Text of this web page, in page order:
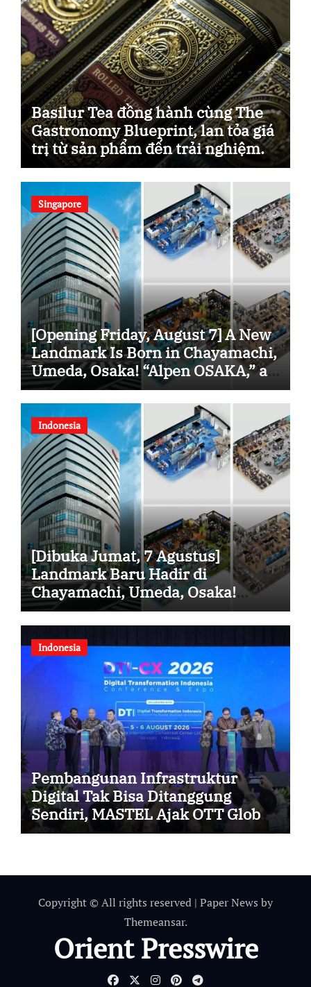
Basilur Tea đồng hành cùng The
Gastronomy Blueprint, lan tỏa giá
trị từ sản phẩm đến trải nghiệm.
Singapore
[Opening Friday, August 7] A New
Landmark Is Born in Chayamachi,
Umeda, Osaka! “Alpen OSAKA,” a
Tax-Free Sports Flagship Store
and One of the Largest in Western
Japan, Celebrates Its Grand
Opening
Indonesia
[Dibuka Jumat, 7 Agustus]
Landmark Baru Hadir di
Chayamachi, Umeda, Osaka!
“Alpen OSAKA”, Toko Unggulan
Olahraga Bebas Pajak Terbesar di
Jepang Bagian Barat, Resmi
Dibuka
Indonesia
Pembangunan Infrastruktur
Digital Tak Bisa Ditanggung
Sendiri, MASTEL Ajak OTT Global
Berkontribusi
Copyright © All rights reserved | Paper News by
Themeansar.
Orient Presswire